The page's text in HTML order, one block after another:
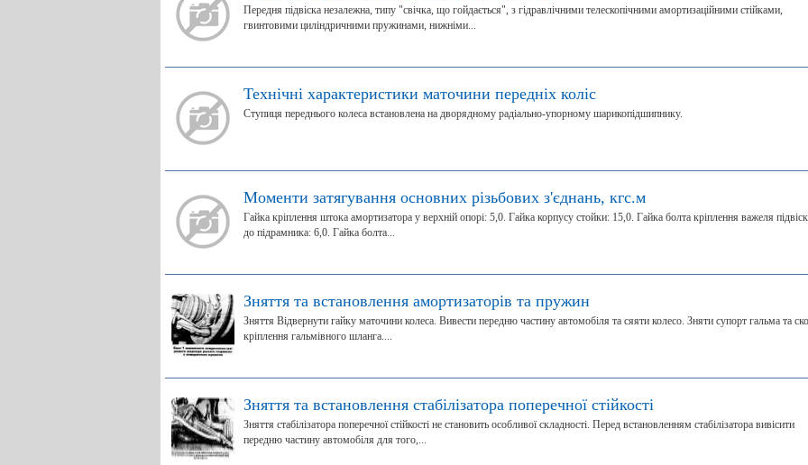
Передня підвіска незалежна, типу "свічка, що гойдається", з гідравлічними телескопічними амортизаційними стійками,
гвинтовими циліндричними пружинами, нижніми...
Технічні характеристики маточини передніх коліс
Ступиця переднього колеса встановлена на дворядному радіально-упорному шарикопідшипнику.
Моменти затягування основних різьбових з'єднань, кгс.м
Гайка кріплення штока амортизатора у верхній опорі: 5,0. Гайка корпусу стойки: 15,0. Гайка болта кріплення важеля
до підрамника: 6,0. Гайка болта...
Зняття та встановлення амортизаторів та пружин
Зняття Відвернути гайку маточини колеса. Вивести передню частину автомобіля та сяяти колесо. Зняти супорт гальма та
кріплення гальмівного шланга....
Зняття та встановлення стабілізатора поперечної стійкості
Зняття стабілізатора поперечної стійкості не становить особливої складності. Перед встановленням стабілізатора вивісити
передню частину автомобіля для того,...